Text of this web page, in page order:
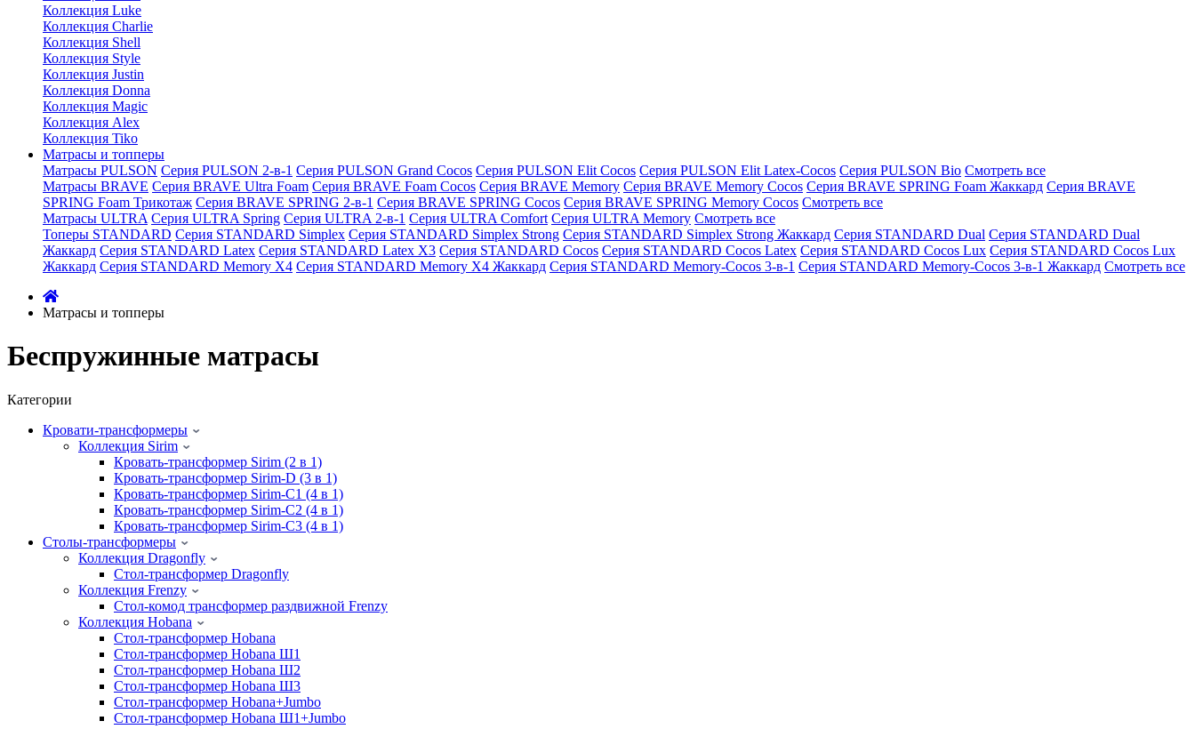
Коллекция Luke
Коллекция Charlie
Коллекция Shell
Коллекция Style
Коллекция Justin
Коллекция Donna
Коллекция Magic
Коллекция Alex
Коллекция Tiko
Матрасы и топперы
Матрасы PULSON Серия PULSON 2-в-1 Серия PULSON Grand Cocos Серия PULSON Elit Cocos Серия PULSON Elit Latex-Cocos Серия PULSON Bio Смотреть все
Матрасы BRAVE Серия BRAVE Ultra Foam Серия BRAVE Foam Cocos Серия BRAVE Memory Серия BRAVE Memory Cocos Серия BRAVE SPRING Foam Жаккард Серия BRAVE
SPRING Foam Трикотаж Серия BRAVE SPRING 2-в-1 Серия BRAVE SPRING Cocos Серия BRAVE SPRING Memory Cocos Смотреть все
Матрасы ULTRA Серия ULTRA Spring Серия ULTRA 2-в-1 Серия ULTRA Comfort Серия ULTRA Memory Смотреть все
Топеры STANDARD Серия STANDARD Simplex Серия STANDARD Simplex Strong Серия STANDARD Simplex Strong Жаккард Серия STANDARD Dual Серия STANDARD Dual
Жаккард Серия STANDARD Latex Серия STANDARD Latex X3 Серия STANDARD Cocos Серия STANDARD Cocos Latex Серия STANDARD Cocos Lux Серия STANDARD Cocos Lux
Жаккард Серия STANDARD Memory X4 Серия STANDARD Memory X4 Жаккард Серия STANDARD Memory-Cocos 3-в-1 Серия STANDARD Memory-Cocos 3-в-1 Жаккард Смотреть все
Матрасы и топперы
Беспружинные матрасы
Категории
Кровати-трансформеры
Коллекция Sirim
Кровать-трансформер Sirim (2 в 1)
Кровать-трансформер Sirim-D (3 в 1)
Кровать-трансформер Sirim-C1 (4 в 1)
Кровать-трансформер Sirim-C2 (4 в 1)
Кровать-трансформер Sirim-C3 (4 в 1)
Cтолы-трансформеры
Коллекция Dragonfly
Стол-трансформер Dragonfly
Коллекция Frenzy
Стол-комод трансформер раздвижной Frenzy
Коллекция Hobana
Стол-трансформер Hobana
Стол-трансформер Hobana Ш1
Стол-трансформер Hobana Ш2
Стол-трансформер Hobana Ш3
Стол-трансформер Hobana+Jumbo
Стол-трансформер Hobana Ш1+Jumbo